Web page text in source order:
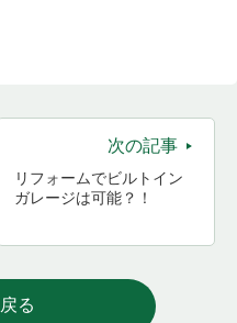
次の記事
リフォームでビルトイン
ガレージは可能？！
る